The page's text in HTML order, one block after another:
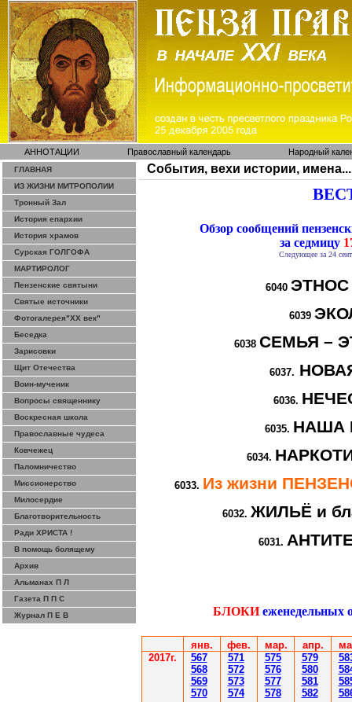
АННОТАЦИИ Православный календарь Народный
ГЛАВНАЯ
ИЗ ЖИЗНИ МИТРОПОЛИИ
Тронный Зал
История епархии
История храмов
Сурская ГОЛГОФА
МАРТИРОЛОГ
Пензенские святыни
Святые источники
Фотогалерея"ХХ век"
Беседка
Зарисовки
Щит Отечества
Воин-мученик
Вопросы священнику
Воскресная школа
Православные чудеса
Ковчежец
Паломничество
Миссионерство
Милосердие
Благотворительность
Ради ХРИСТА !
В помощь болящему
Архив
Альманах П Л
Газета П П С
Журнал П Е В
События, вехи истории, имена...
Обзор сообщений
за седмицу
Следующее за 24
6040
6039
6038 СЕМЬЯ –
6037.
6036.
6035. НАША
6034.
6033. Из жизни
6032. ЖИЛЬЁ и
6031.
БЛОКИ еженедельных
янв. фев. мар. апр.
2017г.
567
568
569
570
571
572
573
574
575
576
577
578
579
580
581
582